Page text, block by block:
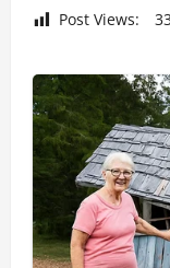
Post Views: